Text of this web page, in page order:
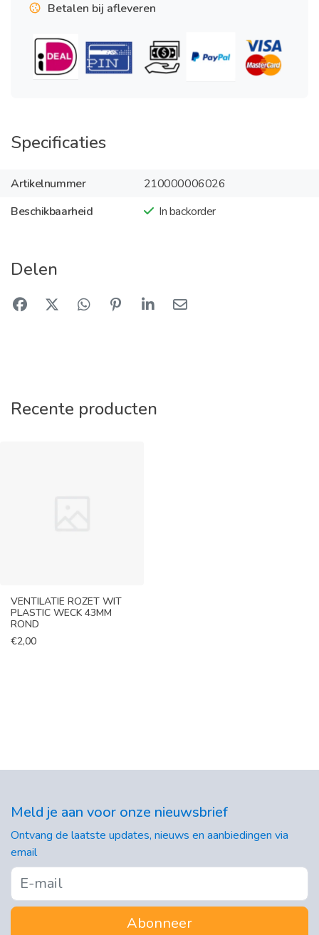
Betalen bij afleveren
Specificaties
Artikelnummer
210000006026
Beschikbaarheid
In backorder
Delen
Recente producten
VENTILATIE ROZET WIT
PLASTIC WECK 43MM
ROND
€2,00
Meld je aan voor onze nieuwsbrief
Ontvang de laatste updates, nieuws en aanbiedingen via
email
Abonneer